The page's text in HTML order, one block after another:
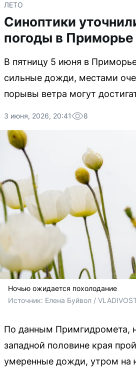
ЛЕТО
Синоптики
погоды в
В пятницу 5 июня в
сильные дожди, местами
порывы ветра могут
3 июня, 2026, 20:41 8
Ночью ожидается похолодание
Источник: Елена Буйвол /
По данным Примгидромета,
западной половине края
умеренные дожди, утром на